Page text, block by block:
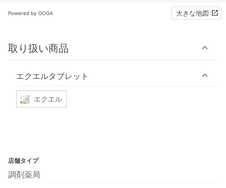
Powered by GOGA 大きな地図
取り扱い商品
エクエルタブレット
エクエル
店舗タイプ
調剤薬局